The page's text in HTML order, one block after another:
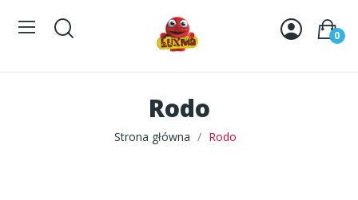
0
Rodo
Strona główna Rodo